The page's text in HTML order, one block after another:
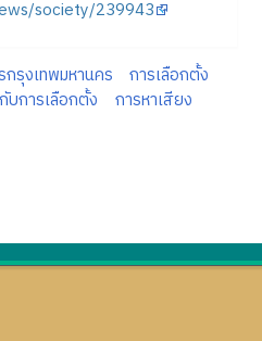
society/239943
รุงเทพมหานคร
การเลือกตั้ง
บการเลือกตั้ง
การหาเสียง